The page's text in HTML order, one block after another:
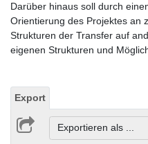
Darüber hinaus soll durch
Orientierung des Projektes an
Strukturen der Transfer auf
eigenen Strukturen und
Export
Exportieren als ...